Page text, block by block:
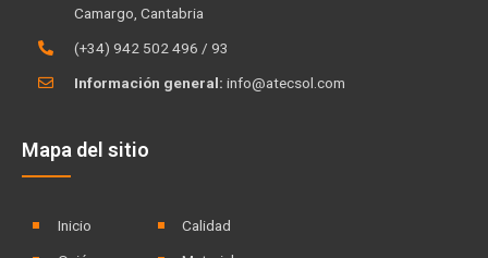
Camargo, Cantabria
(+34) 942 502 496 / 93
Información general: info@atecsol.com
Mapa del sitio
Inicio
Calidad